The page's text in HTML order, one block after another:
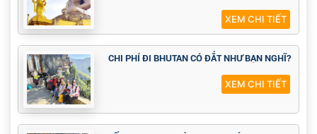
XEM CHI TIẾT
CHI PHÍ ĐI BHUTAN CÓ ĐẮT NHƯ BẠN NGHĨ?
XEM CHI TIẾT